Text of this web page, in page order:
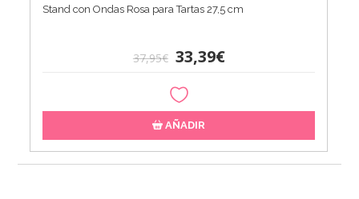
Stand con Ondas Rosa para Tartas 27,5 cm
37,95€ 33,39€
AÑADIR